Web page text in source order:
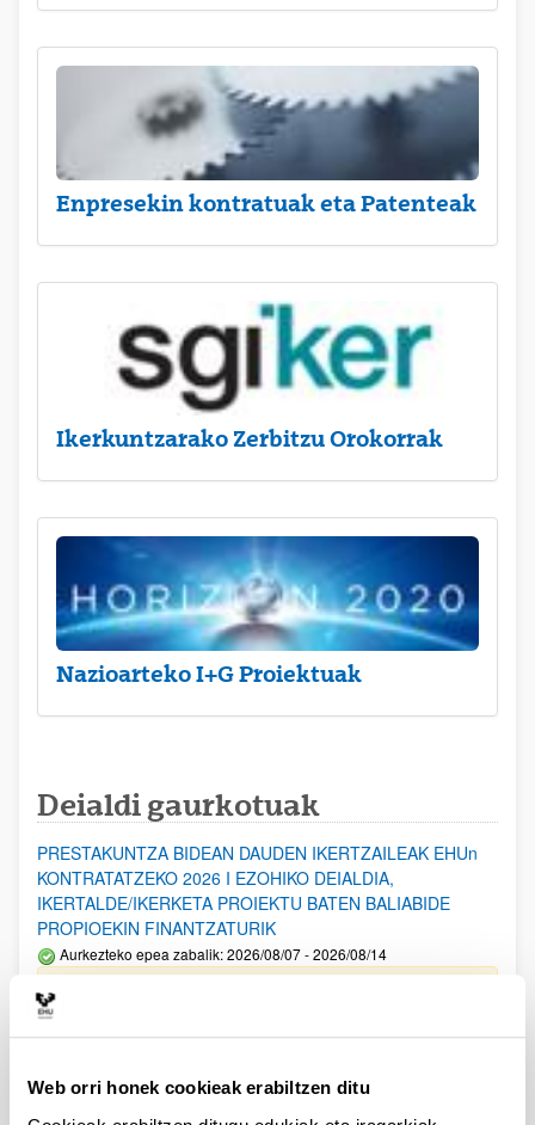
Web orri honek cookieak erabiltzen ditu
Enpresekin kontratuak eta Patenteak
Ikerkuntzarako Zerbitzu Orokorrak
Nazioarteko I+G Proiektuak
Deialdi gaurkotuak
PRESTAKUNTZA BIDEAN DAUDEN IKERTZAILEAK EHUn
KONTRATATZEKO 2026 I EZOHIKO DEIALDIA,
IKERTALDE/IKERKETA PROIEKTU BATEN BALIABIDE
PROPIOEKIN FINANTZATURIK
Aurkezteko epea zabalik: 2026/08/07 - 2026/08/14
Izapide irekia